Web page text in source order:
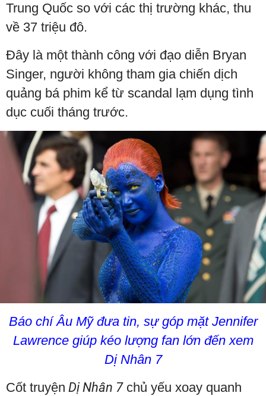
Trung Quốc so với các thị trường khác, thu
về 37 triệu đô.
Đây là một thành công với đạo diễn Bryan
Singer, người không tham gia chiến dịch
quảng bá phim kể từ scandal lạm dụng tình
dục cuối tháng trước.
Báo chí Âu Mỹ đưa tin, sự góp mặt Jennifer
Lawrence giúp kéo lượng fan lớn đến xem
Dị Nhân 7
Cốt truyện Dị Nhân 7chủ yếu xoay quanh